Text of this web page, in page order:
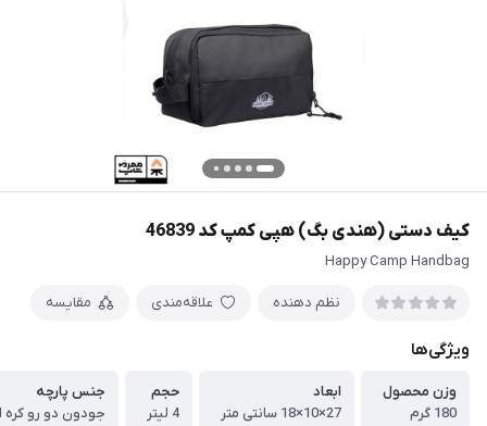
کیف دستی (هندی بگ) هپی کمپ کد 46839
Happy Camp Handbag
نظم دهنده علاقه‌مندی مقایسه
ویژگی‌ها
وزن محصول
180 گرم
ابعاد
27×10×18 سانتی متر
حجم
4 لیتر
جنس پارچه
جودون دو رو کره